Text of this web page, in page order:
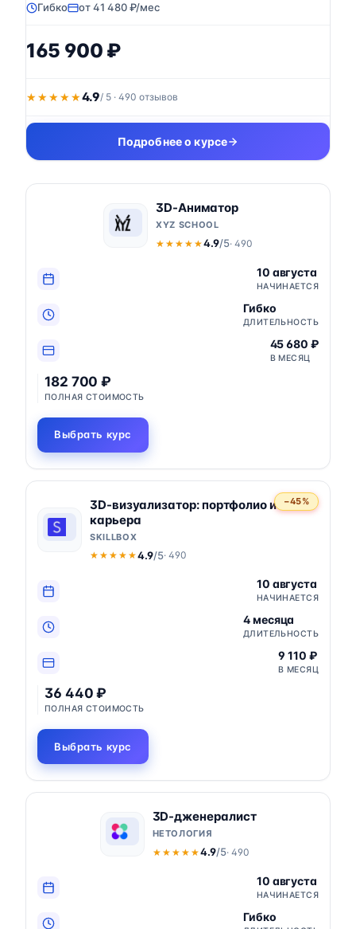
Гибко от 41 480 ₽/мес
165 900 ₽
★★★★★
★★★★★4.9/ 5 · 490 отзывов
Подробнее о курсе
3D-Аниматор
XYZ SCHOOL
★★★★★
★★★★★4.9/5· 490
10 августа
НАЧИНАЕТСЯ
Гибко
ДЛИТЕЛЬНОСТЬ
45 680 ₽
В МЕСЯЦ
182 700 ₽
ПОЛНАЯ СТОИМОСТЬ
Выбрать курс
−45%
3D-визуализатор: портфолио и
карьера
SKILLBOX
★★★★★
★★★★★4.9/5· 490
10 августа
НАЧИНАЕТСЯ
4 месяца
ДЛИТЕЛЬНОСТЬ
9 110 ₽
В МЕСЯЦ
36 440 ₽
ПОЛНАЯ СТОИМОСТЬ
Выбрать курс
3D-дженералист
НЕТОЛОГИЯ
★★★★★
★★★★★4.9/5· 490
10 августа
НАЧИНАЕТСЯ
Гибко